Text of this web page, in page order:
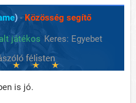
) -Közösség segítő
játékos Keres: Egyebet
is jó.